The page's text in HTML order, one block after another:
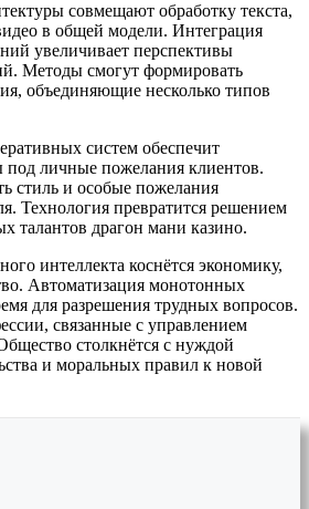
совмещают обработку текста,
в общей модели. Интеграция
увеличивает перспективы
Методы смогут формировать
объединяющие несколько типов
систем обеспечит
под личные пожелания клиентов.
стиль и особые пожелания
Технология превратится решением
талантов драгон мани казино.
интеллекта коснётся экономику,
Автоматизация монотонных
для разрешения трудных вопросов.
связанные с управлением
столкнётся с нуждой
и моральных правил к новой